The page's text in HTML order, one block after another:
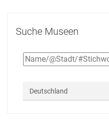
Suche Museen